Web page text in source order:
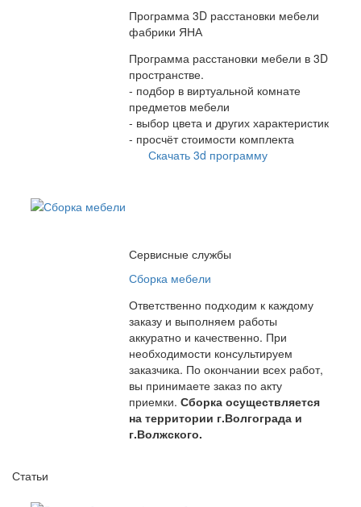
Программа 3D расстановки мебели
фабрики ЯНА
Программа расстановки мебели в 3D
пространстве.
- подбор в виртуальной комнате
предметов мебели
- выбор цвета и других характеристик
- просчёт стоимости комплекта
Скачать 3d программу
Сервисные службы
Сборка мебели
Ответственно подходим к каждому
заказу и выполняем работы
аккуратно и качественно. При
необходимости консультируем
заказчика. По окончании всех работ,
вы принимаете заказ по акту
приемки.Сборка осуществляется
на территории г.Волгограда и
г.Волжского.
Статьи